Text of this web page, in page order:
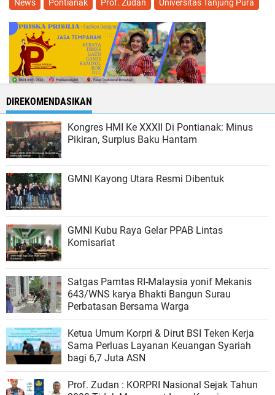
News Pontianak Prof. Zudan Universitas Tanjung Pura
DIREKOMENDASIKAN
Kongres HMI Ke XXXII Di Pontianak: Minus
Pikiran, Surplus Baku Hantam
GMNI Kayong Utara Resmi Dibentuk
GMNI Kubu Raya Gelar PPAB Lintas
Komisariat
Satgas Pamtas RI-Malaysia yonif Mekanis
643/WNS karya Bhakti Bangun Surau
Perbatasan Bersama Warga
Ketua Umum Korpri & Dirut BSI Teken Kerja
Sama Perluas Layanan Keuangan Syariah
bagi 6,7 Juta ASN
Prof. Zudan : KORPRI Nasional Sejak Tahun